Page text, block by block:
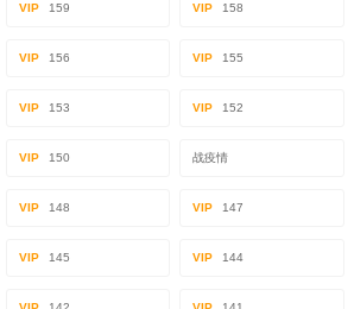
VIP 159 VIP 158
VIP 156 VIP 155
VIP 153 VIP 152
VIP 150 战疫情
VIP 148 VIP 147
VIP 145 VIP 144